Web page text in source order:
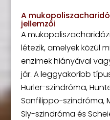
A
jellemzői
A
létezik, amelyek közül
enzimek hiányával
jár. A leggyakoribb
Hurler-szindróma,
Sanfilippo-szindróma,
Sly-szindróma és